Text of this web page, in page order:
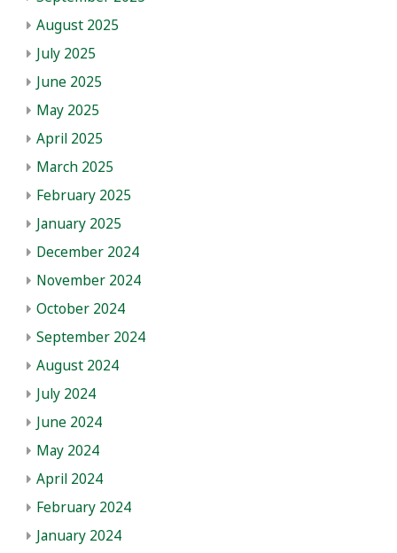
August 2025
July 2025
June 2025
May 2025
April 2025
March 2025
February 2025
January 2025
December 2024
November 2024
October 2024
September 2024
August 2024
July 2024
June 2024
May 2024
April 2024
February 2024
January 2024